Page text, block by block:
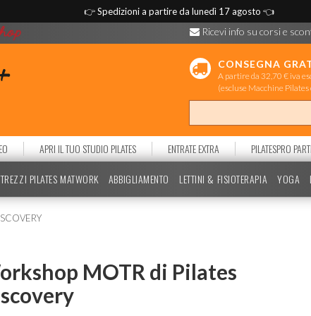
👉Spedizioni a partire da lunedì 17 agosto 👈
Ricevi info su corsi e
CONSEGNA
A partire da 32,70 € iva
(escluse Macchine
APRI IL TUO STUDIO PILATES ENTRATE EXTRA PILATESPRO
PILATES MATWORK ABBIGLIAMENTO LETTINI & FISIOTERAPIA YOGA
MOTR di Pilates